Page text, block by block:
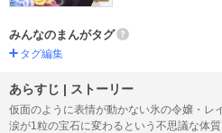
みんなのまんがタグ
タグ編集
あらすじ | ストーリー
仮面のように表情が動かない氷の令嬢・レ
涙が1粒の宝石に変わるという不思議な体